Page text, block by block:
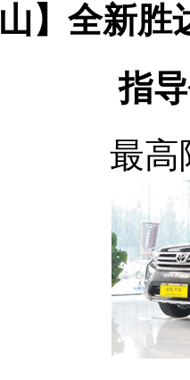
山】全新
指
最高